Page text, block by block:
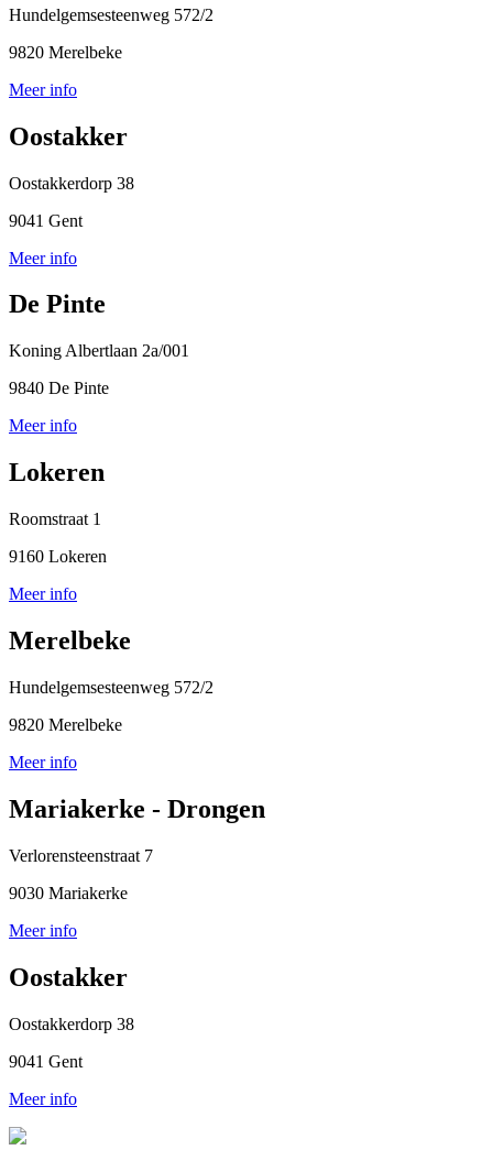
Hundelgemsesteenweg 572/2
9820 Merelbeke
Meer info
Oostakker
Oostakkerdorp 38
9041 Gent
Meer info
De Pinte
Koning Albertlaan 2a/001
9840 De Pinte
Meer info
Lokeren
Roomstraat 1
9160 Lokeren
Meer info
Merelbeke
Hundelgemsesteenweg 572/2
9820 Merelbeke
Meer info
Mariakerke - Drongen
Verlorensteenstraat 7
9030 Mariakerke
Meer info
Oostakker
Oostakkerdorp 38
9041 Gent
Meer info